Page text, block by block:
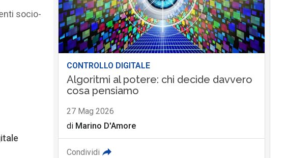
socio-
CONTROLLO DIGITALE
Algoritmi al potere: chi decide davvero
cosa pensiamo
27 Mag 2026
di Marino D'Amore
Condividi